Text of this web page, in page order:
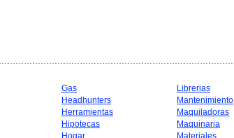
Gas
Headhunters
Herramientas
Hipotecas
Hogar
Librerias
Mantenimiento
Maquiladoras
Maquinaria
Materiales